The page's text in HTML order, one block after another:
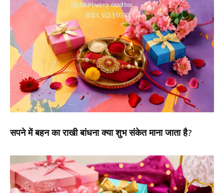
सपने में बहन का राखी बांधना क्या शुभ संकेत माना जाता है?